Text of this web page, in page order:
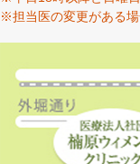
※担当医の変更がある場